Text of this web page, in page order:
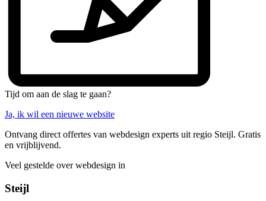
Tijd om aan de slag te gaan?
Ja, ik wil een nieuwe website
Ontvang direct offertes van webdesign experts uit regio Steijl. Gratis
en vrijblijvend.
Veel gestelde over webdesign in
Steijl